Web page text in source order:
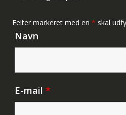
Felter markeret med en * skal
Navn
E-mail *